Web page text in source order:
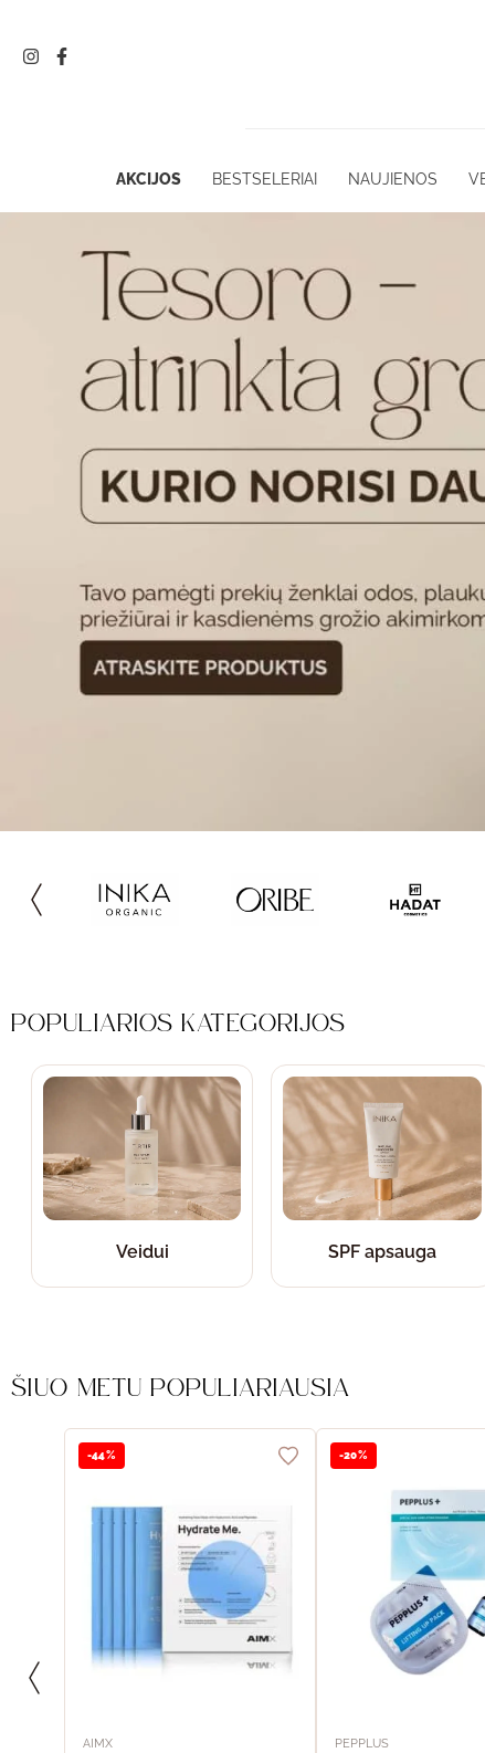
turinio
AKCIJOS BESTSELERIAI NAUJIENOS
POPULIARIOS KATEGORIJOS
Veidui SPF apsauga
ŠIUO METU POPULIARIAUSIA
-44%
AIMX
-20%
PEPPLUS